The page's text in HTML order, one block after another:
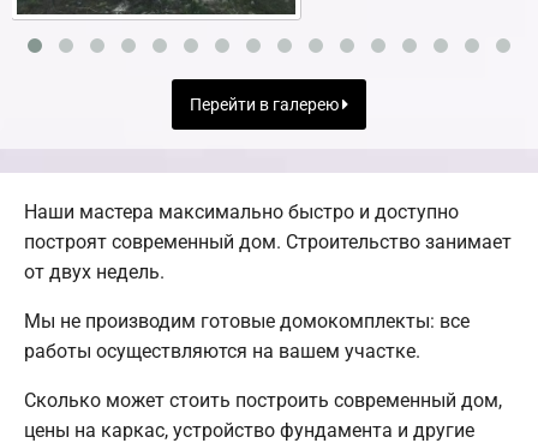
Перейти в галерею
Наши мастера максимально быстро и доступно
построят современный дом. Строительство занимает
от двух недель.
Мы не производим готовые домокомплекты: все
работы осуществляются на вашем участке.
Сколько может стоить построить современный дом,
цены на каркас, устройство фундамента и другие